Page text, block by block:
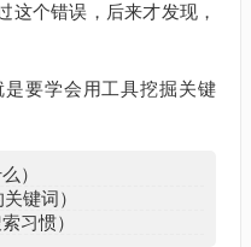
这个错误，后来才发现，
要学会用工具挖掘关键
）
键词）
习惯）